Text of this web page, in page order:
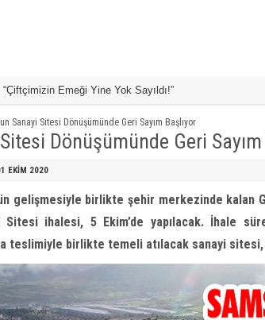
Büyükşehir İle Yaz Mevsimi Sporla İç İçe
Sanayi Sitesi Dönüşümünde Geri Sayım Başlıyor
Dönüşümünde Geri Sayım
EKIM 2020
gelişmesiyle birlikte şehir merkezinde kalan
ihalesi, 5 Ekim’de yapılacak. İhale
teslimiyle birlikte temeli atılacak sanayi sitesi,